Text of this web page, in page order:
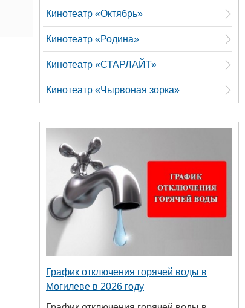
Кинотеатр «Октябрь»
Кинотеатр «Родина»
Кинотеатр «СТАРЛАЙТ»
Кинотеатр «Чырвоная зорка»
График отключения горячей воды в
Могилеве в 2026 году